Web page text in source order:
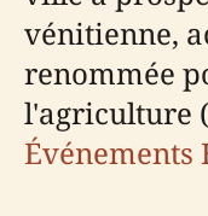
vénitienne,
renommée
l'agriculture (